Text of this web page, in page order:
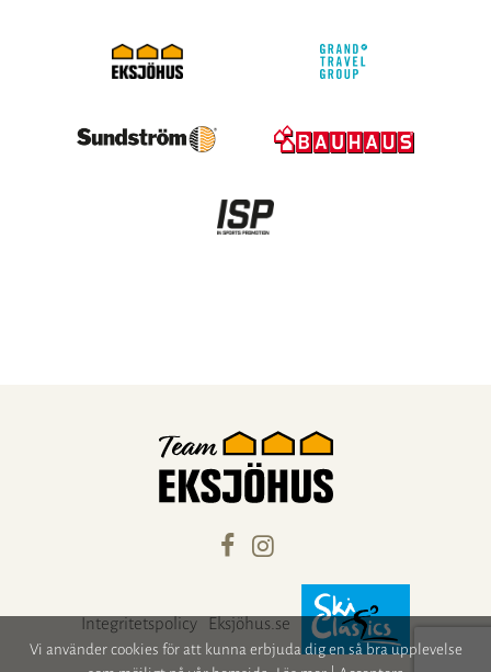
Integritetspolicy Eksjöhus.se
Vi använder cookies för att kunna erbjuda dig en så bra upplevelse